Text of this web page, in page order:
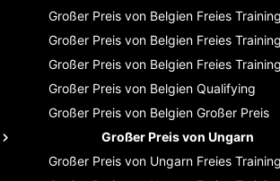
Großer Preis von Belgien Freies
Großer Preis von Belgien Freies
Großer Preis von Belgien Freies
Großer Preis von Belgien Qualifying
Großer Preis von Belgien Großer Preis
Großer Preis von Ungarn
Großer Preis von Ungarn Freies